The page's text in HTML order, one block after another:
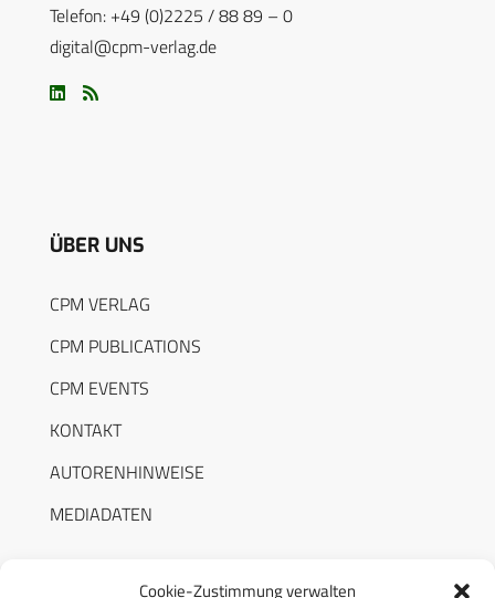
Cookie-Zustimmung verwalten
Telefon: +49 (0)2225 / 88 89 – 0
digital@cpm-verlag.de
ÜBER UNS
CPM VERLAG
CPM PUBLICATIONS
CPM EVENTS
KONTAKT
AUTORENHINWEISE
MEDIADATEN